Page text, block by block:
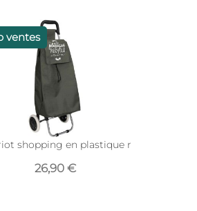
ventes
shopping en plastique recyclé 2
26,90 €